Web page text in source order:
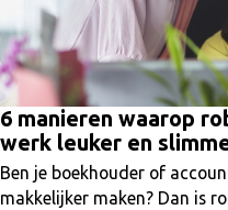
6 manieren waarop
werk leuker en
Ben je boekhouder of
makkelijker maken? Dan is